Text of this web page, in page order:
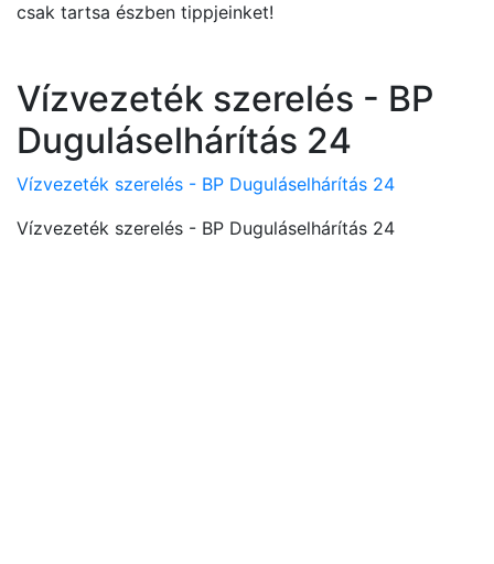
csak tartsa észben tippjeinket!
Vízvezeték szerelés - BP
Duguláselhárítás 24
Vízvezeték szerelés - BP Duguláselhárítás 24
Vízvezeték szerelés - BP Duguláselhárítás 24